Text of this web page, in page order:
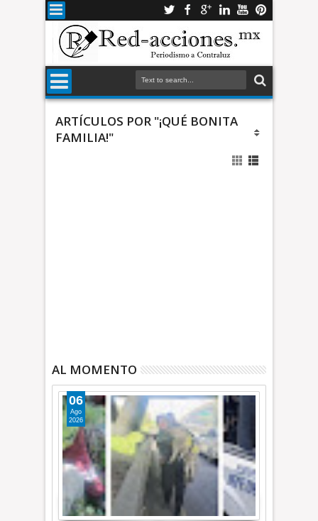
ARTÍCULOS POR "¡QUÉ BONITA
FAMILIA!"
AL MOMENTO
06
Ago
2026